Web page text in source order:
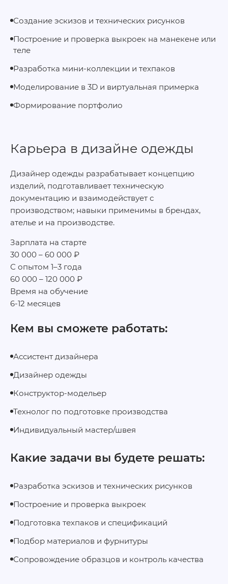
Создание эскизов и технических рисунков
Построение и проверка выкроек на манекене или
теле
Разработка мини‑коллекции и техпаков
Моделирование в 3D и виртуальная примерка
Формирование портфолио
Карьера в дизайне одежды
Дизайнер одежды разрабатывает концепцию
изделий, подготавливает техническую
документацию и взаимодействует с
производством; навыки применимы в брендах,
ателье и на производстве.
Зарплата на старте
30 000 – 60 000 ₽
С опытом 1–3 года
60 000 – 120 000 ₽
Время на обучение
6-12 месяцев
Кем вы сможете работать:
Ассистент дизайнера
Дизайнер одежды
Конструктор‑модельер
Технолог по подготовке производства
Индивидуальный мастер/швея
Какие задачи вы будете решать:
Разработка эскизов и технических рисунков
Построение и проверка выкроек
Подготовка техпаков и спецификаций
Подбор материалов и фурнитуры
Сопровождение образцов и контроль качества